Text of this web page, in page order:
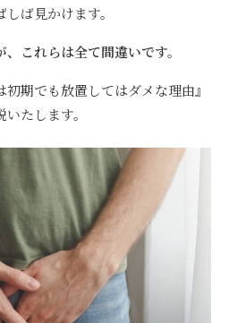
ば見かけます。
これらは全て間違いです。
期でも放置してはダメな理由』
たします。